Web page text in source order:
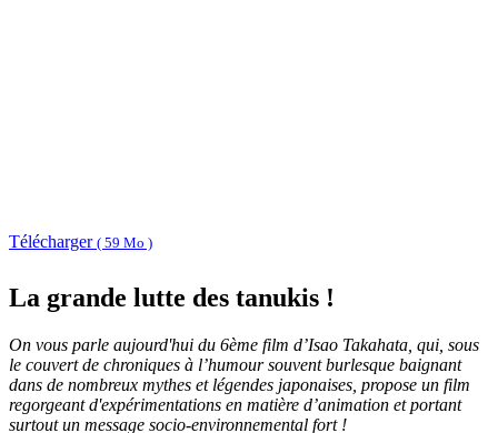
Télécharger ( 59 Mo )
La grande lutte des tanukis !
On vous parle aujourd'hui du 6ème film d’Isao Takahata, qui, sous
le couvert de chroniques à l’humour souvent burlesque baignant
dans de nombreux mythes et légendes japonaises, propose un film
regorgeant d'expérimentations en matière d’animation et portant
surtout un message socio-environnemental fort !